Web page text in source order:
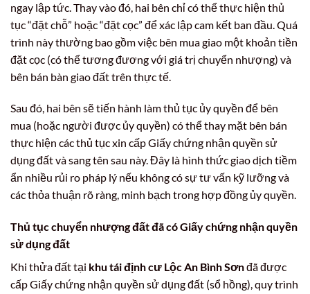
ngay lập tức. Thay vào đó, hai bên chỉ có thể thực hiện thủ
tục “đặt chỗ” hoặc “đặt cọc” để xác lập cam kết ban đầu. Quá
trình này thường bao gồm việc bên mua giao một khoản tiền
đặt cọc (có thể tương đương với giá trị chuyển nhượng) và
bên bán bàn giao đất trên thực tế.
Sau đó, hai bên sẽ tiến hành làm thủ tục ủy quyền để bên
mua (hoặc người được ủy quyền) có thể thay mặt bên bán
thực hiện các thủ tục xin cấp Giấy chứng nhận quyền sử
dụng đất và sang tên sau này. Đây là hình thức giao dịch tiềm
ẩn nhiều rủi ro pháp lý nếu không có sự tư vấn kỹ lưỡng và
các thỏa thuận rõ ràng, minh bạch trong hợp đồng ủy quyền.
Thủ tục chuyển nhượng đất đã có Giấy chứng nhận quyền
sử dụng đất
Khi thửa đất tại khu tái định cư Lộc An Bình Sơnđã được
cấp Giấy chứng nhận quyền sử dụng đất (sổ hồng), quy trình